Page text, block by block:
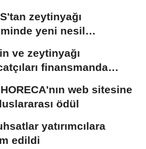
zeytinyağı
yeni nesil
ve zeytinyağı
finansmanda
web sitesine
ödül
yatırımcılara
edildi